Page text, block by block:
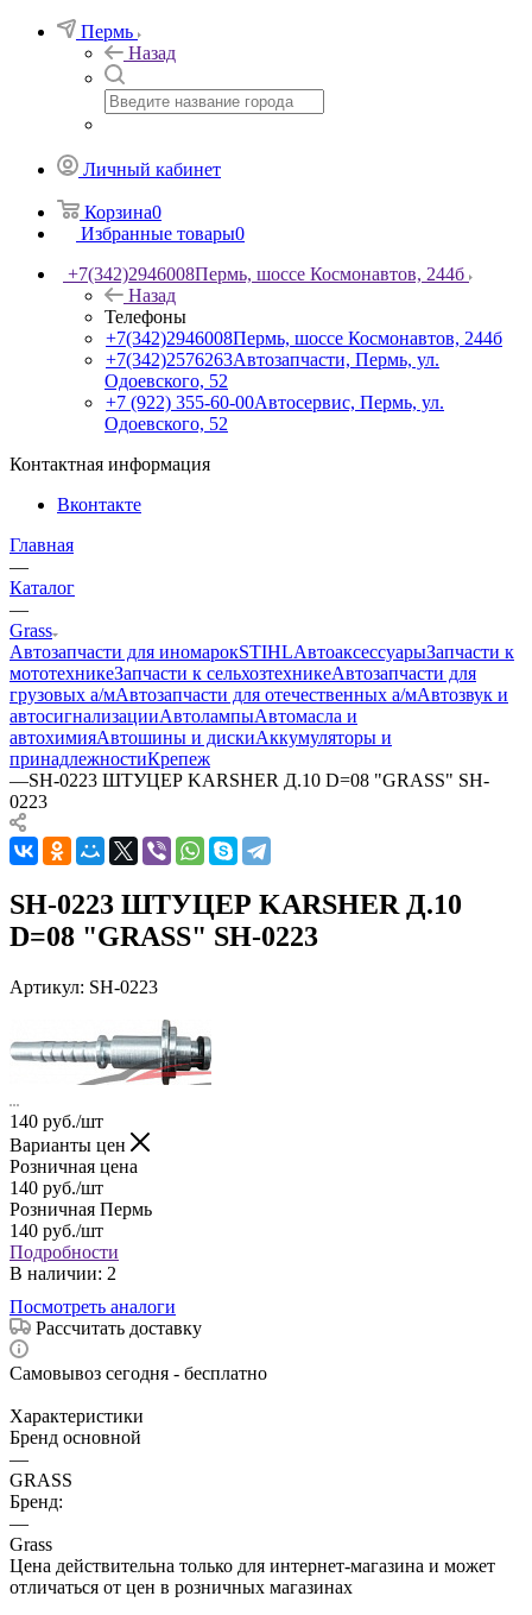
Пермь
Назад
Личный кабинет
Корзина0
Избранные товары0
+7(342)2946008Пермь, шоссе Космонавтов, 244б
Назад
Телефоны
+7(342)2946008Пермь, шоссе Космонавтов, 244б
+7(342)2576263Автозапчасти, Пермь, ул.
Одоевского, 52
+7 (922) 355-60-00Автосервис, Пермь, ул.
Одоевского, 52
Контактная информация
Вконтакте
Главная
—
Каталог
—
Grass
Автозапчасти для иномарокSTIHLАвтоаксессуарыЗапчасти к
мототехникеЗапчасти к сельхозтехникеАвтозапчасти для
грузовых а/мАвтозапчасти для отечественных а/мАвтозвук и
автосигнализацииАвтолампыАвтомасла и
автохимияАвтошины и дискиАккумуляторы и
принадлежностиКрепеж
—SH-0223 ШТУЦЕР KARSHER Д.10 D=08 "GRASS" SH-
0223
SH-0223 ШТУЦЕР KARSHER Д.10
D=08 "GRASS" SH-0223
Артикул: SH-0223
140 руб./шт
Варианты цен
Розничная цена
140 руб./шт
Розничная Пермь
140 руб./шт
Подробности
В наличии: 2
Посмотреть аналоги
Рассчитать доставку
Самовывоз сегодня - бесплатно
Характеристики
Бренд основной
—
GRASS
Бренд:
—
Grass
Цена действительна только для интернет-магазина и может
отличаться от цен в розничных магазинах